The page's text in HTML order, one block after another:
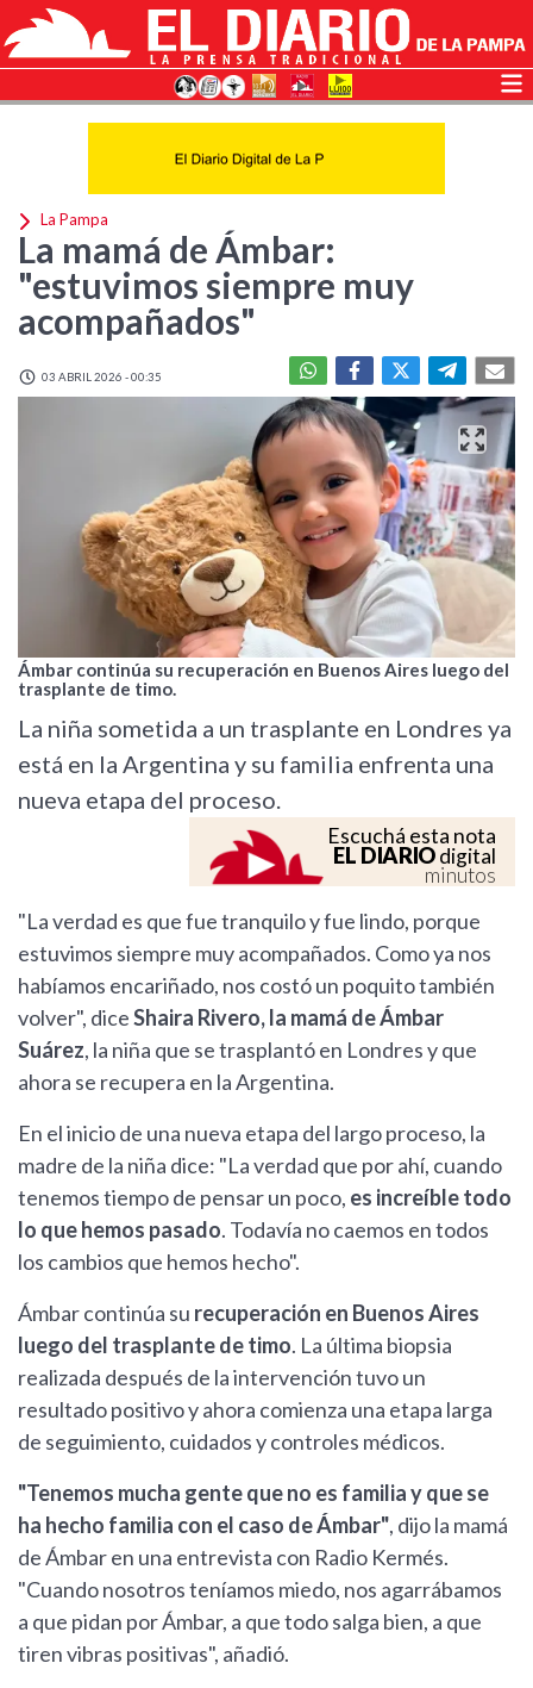
La Pampa
La mamá de Ámbar:
"estuvimos siempre muy
acompañados"
03 ABRIL 2026 - 00:35
Ámbar continúa su recuperación en Buenos Aires luego del
trasplante de timo.
La niña sometida a un trasplante en Londres ya
está en la Argentina y su familia enfrenta una
nueva etapa del proceso.
Escuchá esta nota
EL DIARIOdigital
minutos
"La verdad es que fue tranquilo y fue lindo, porque
estuvimos siempre muy acompañados. Como ya nos
habíamos encariñado, nos costó un poquito también
volver", diceShaira Rivero, la mamá de Ámbar
Suárez, la niña que se trasplantó en Londres y que
ahora se recupera en la Argentina.
En el inicio de una nueva etapa del largo proceso, la
madre de la niña dice: "La verdad que por ahí, cuando
tenemos tiempo de pensar un poco, es increíble todo
lo que hemos pasado. Todavía no caemos en todos
los cambios que hemos hecho".
Ámbar continúa su recuperación en Buenos Aires
luego del trasplante de timo. La última biopsia
realizada después de la intervención tuvo un
resultado positivo y ahora comienza una etapa larga
de seguimiento, cuidados y controles médicos.
"Tenemos mucha gente que no es familia y que se
ha hecho familia con el caso de Ámbar", dijo la mamá
de Ámbar en una entrevista con Radio Kermés.
"Cuando nosotros teníamos miedo, nos agarrábamos
a que pidan por Ámbar, a que todo salga bien, a que
tiren vibras positivas", añadió.